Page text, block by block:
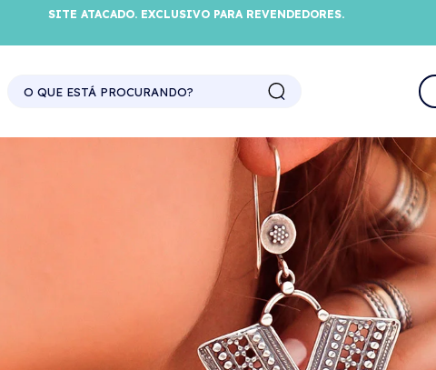
SITE ATACADO. EXCLUSIVO PARA REVENDEDORES.